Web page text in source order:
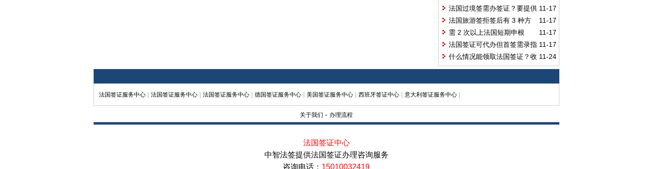
以上？
职人士不提供会降低出签概率吗？
11-17
法国过境签需办签证？要提供
第三方国家签证页和往返机票预订
单吗？
11-17
法国旅游签拒签后有 3 种方
式，申诉信耗时久还无效，真的不
建议选吗？
11-17
需 2 次以上法国短期申根
签，满足条件就能申请法国一年多
次往返签证吗？
11-17
法国签证可代办但首签需录指
纹？59 个月内采过生物信息能全流
程代办吗？
11-24
什么情况能领取法国签证？收
到使馆短信就可去签证中心领取
法国签证服务中心 法国签证服务中心 法国签证服务中心 德国签证服务中心 美国签证服务中心 西班牙签证中心 意大利签证服务中心
关于我们 - 办理流程
法国签证中心
中智法签提供法国签证办理咨询服务
咨询电话： 15010032419